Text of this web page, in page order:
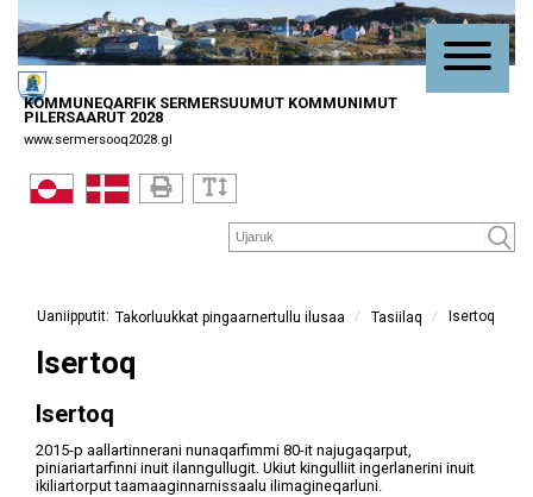
KOMMUNEQARFIK SERMERSUUMUT KOMMUNIMUT
PILERSAARUT 2028
www.sermersooq2028.gl
Takorluukkat pingaarnertullu ilusaa / Tasiilaq / Isertoq
Isertoq
Isertoq
2015-p aallartinnerani nunaqarfimmi 80-it najugaqarput,
piniariartarfinni inuit ilanngullugit. Ukiut kingulliit ingerlanerini inuit
ikiliartorput taamaaginnarnissaalu ilimagineqarluni.